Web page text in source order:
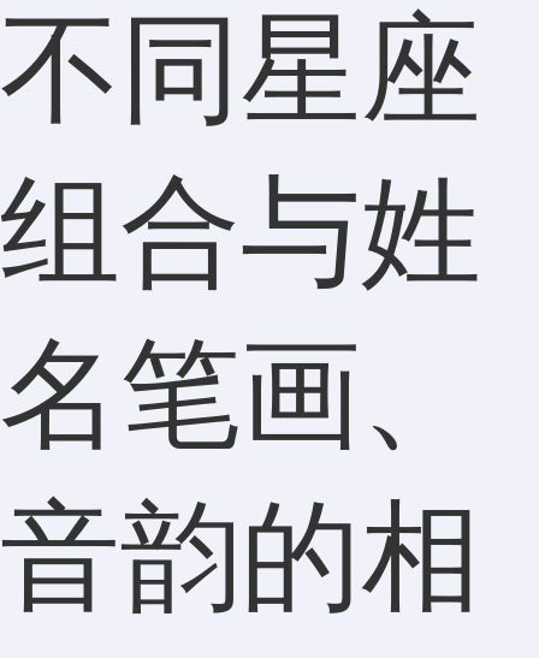
不同星座
组合与姓
名笔画、
音韵的相